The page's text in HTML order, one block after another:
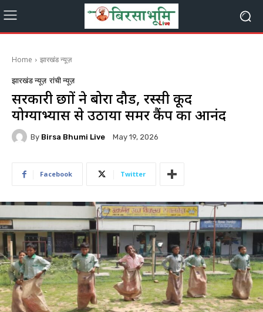
Home झारखंड न्यूज़
झारखंड न्यूज़ रांची न्यूज़
सरकारी छात्रों ने बोरा दौड, रस्सी कूद
योग्याभ्यास से उठाया समर कैंप का आनंद
By Birsa Bhumi Live May 19, 2026
Facebook Twitter